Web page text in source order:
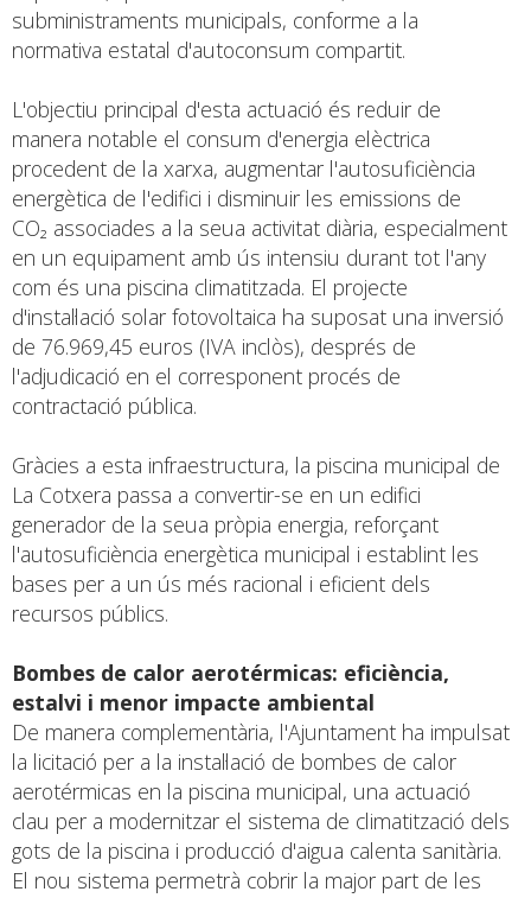
subministraments municipals, conforme a la
normativa estatal d'autoconsum compartit.
L'objectiu principal d'esta actuació és reduir de
manera notable el consum d'energia elèctrica
procedent de la xarxa, augmentar l'autosuficiència
energètica de l'edifici i disminuir les emissions de
CO₂ associades a la seua activitat diària, especialment
en un equipament amb ús intensiu durant tot l'any
com és una piscina climatitzada. El projecte
d'instal·lació solar fotovoltaica ha suposat una inversió
de 76.969,45 euros (IVA inclòs), després de
l'adjudicació en el corresponent procés de
contractació pública.
Gràcies a esta infraestructura, la piscina municipal de
La Cotxera passa a convertir-se en un edifici
generador de la seua pròpia energia, reforçant
l'autosuficiència energètica municipal i establint les
bases per a un ús més racional i eficient dels
recursos públics.
Bombes de calor aerotérmicas: eficiència,
estalvi i menor impacte ambiental
De manera complementària, l'Ajuntament ha impulsat
la licitació per a la instal·lació de bombes de calor
aerotérmicas en la piscina municipal, una actuació
clau per a modernitzar el sistema de climatització dels
gots de la piscina i producció d'aigua calenta sanitària.
El nou sistema permetrà cobrir la major part de les